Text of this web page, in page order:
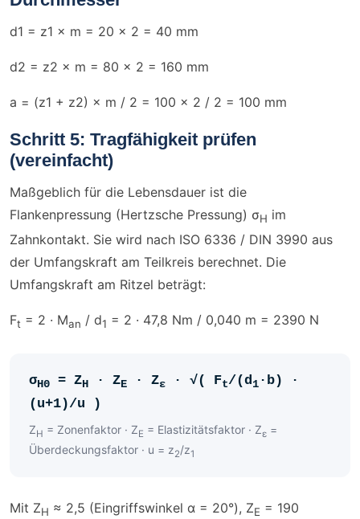
d1 = z1 × m = 20 × 2 = 40 mm
d2 = z2 × m = 80 × 2 = 160 mm
a = (z1 + z2) × m / 2 = 100 × 2 / 2 = 100 mm
Schritt 5: Tragfähigkeit prüfen
(vereinfacht)
Maßgeblich für die Lebensdauer ist die
Flankenpressung (Hertzsche Pressung) σH im
Zahnkontakt. Sie wird nach ISO 6336 / DIN 3990 aus
der Umfangskraft am Teilkreis berechnet. Die
Umfangskraft am Ritzel beträgt:
Ft = 2 · Man / d1 = 2 · 47,8 Nm / 0,040 m = 2390 N
σH0 = ZH · ZE · Zε · √( Ft/(d 1 ·b) ·
(u+1)/u )
ZH = Zonenfaktor · ZE = Elastizitätsfaktor · Zε =
Überdeckungsfaktor · u = z2/z1
Mit ZH ≈ 2,5 (Eingriffswinkel α = 20°), ZE = 190